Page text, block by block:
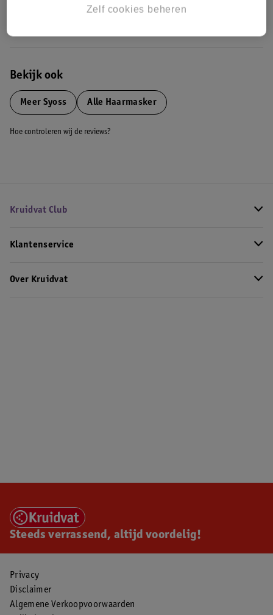
Bekijk ook
Meer Syoss Alle Haarmasker
Hoe controleren wij de reviews?
Kruidvat Club
Klantenservice
Over Kruidvat
Steeds verrassend, altijd voordelig!
Privacy
Disclaimer
Algemene Verkoopvoorwaarden
Zelf cookies beheren